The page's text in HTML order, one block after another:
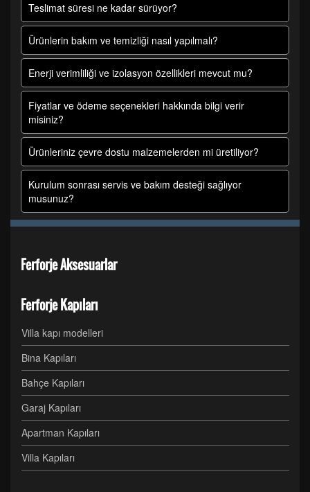
Teslimat süresi ne kadar sürüyor?
Ürünlerin bakım ve temizliği nasıl yapılmalı?
Enerji verimliliği ve izolasyon özellikleri mevcut mu?
Fiyatlar ve ödeme seçenekleri hakkında bilgi verir
misiniz?
Ürünleriniz çevre dostu malzemelerden mi üretiliyor?
Kurulum sonrası servis ve bakım desteği sağlıyor
musunuz?
Ferforje Aksesuarlar
Ferforje Kapıları
Villa kapı modelleri
Bina Kapıları
Bahçe Kapıları
Garaj Kapıları
Apartman Kapıları
Villa Kapıları